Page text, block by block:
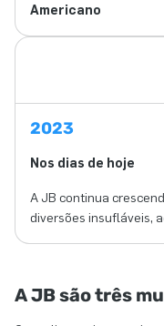
Americano
2023
Nos dias de hoje
A JB continua
diversões insufláveis,
A JB são três